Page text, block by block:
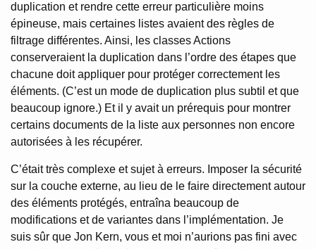
duplication et rendre cette erreur particulière moins
épineuse, mais certaines listes avaient des règles de
filtrage différentes. Ainsi, les classes Actions
conserveraient la duplication dans l’ordre des étapes que
chacune doit appliquer pour protéger correctement les
éléments. (C’est un mode de duplication plus subtil et que
beaucoup ignore.) Et il y avait un prérequis pour montrer
certains documents de la liste aux personnes non encore
autorisées à les récupérer.
C’était très complexe et sujet à erreurs. Imposer la sécurité
sur la couche externe, au lieu de le faire directement autour
des éléments protégés, entraîna beaucoup de
modifications et de variantes dans l’implémentation. Je
suis sûr que Jon Kern, vous et moi n’aurions pas fini avec